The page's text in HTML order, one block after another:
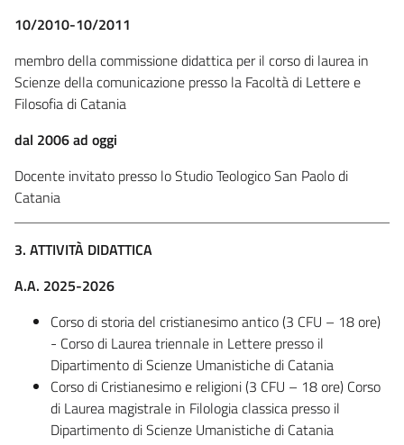
10/2010-10/2011
membro della commissione didattica per il corso di laurea in
Scienze della comunicazione presso la Facoltà di Lettere e
Filosofia di Catania
dal 2006 ad oggi
Docente invitato presso lo Studio Teologico San Paolo di
Catania
3. ATTIVITÀ DIDATTICA
A.A. 2025-2026
Corso di storia del cristianesimo antico (3 CFU – 18 ore)
- Corso di Laurea triennale in Lettere presso il
Dipartimento di Scienze Umanistiche di Catania
Corso di Cristianesimo e religioni (3 CFU – 18 ore) Corso
di Laurea magistrale in Filologia classica presso il
Dipartimento di Scienze Umanistiche di Catania